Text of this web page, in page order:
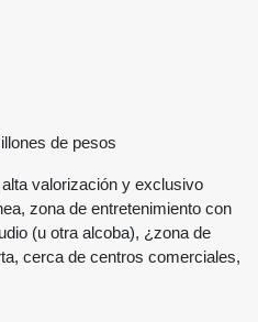
de pesos
valorización y exclusivo
zona de entretenimiento con
(u otra alcoba), ¿zona de
cerca de centros comerciales,